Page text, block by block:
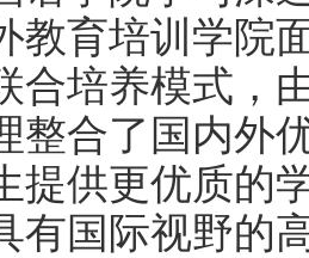
教育培训学院
合培养模式，
整合了国内外
提供更优质的
有国际视野的